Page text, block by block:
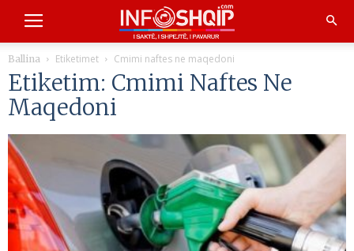
Ballina Etiketimet Cmimi naftes ne maqedoni
Etiketim: Cmimi Naftes Ne
Maqedoni